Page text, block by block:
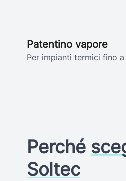
Patentino vapore
Per impianti termici fino
Perché
Soltec